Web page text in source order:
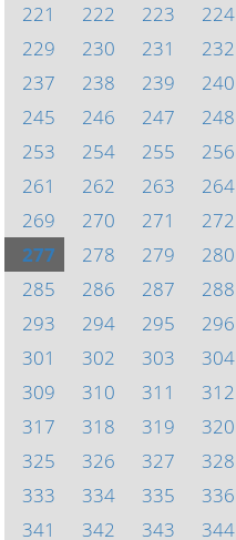
221
222 223 224
229
230 231 232
237
238 239 240
245
246 247 248
253
254 255 256
261
262 263 264
269
270 271 272
277
278 279 280
285
286 287 288
293
294 295 296
301
302 303 304
309
310 311 312
317
318 319 320
325
326 327 328
333
334 335 336
341
342 343 344